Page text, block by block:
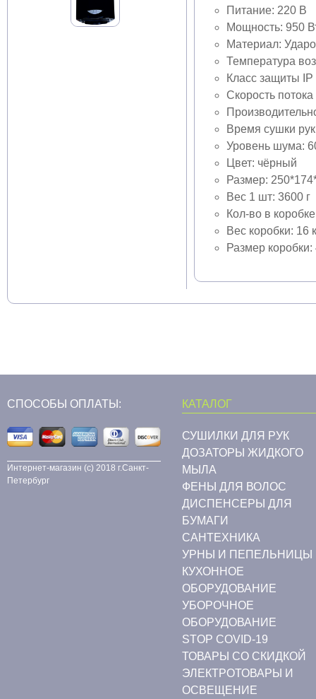
Питание: 220 В
Мощность: 950
Материал:
Температура
Класс защиты IP
Скорость
Время сушки
Уровень шума:
Цвет: чёрный
Размер:
Вес 1 шт: 3600 г
Кол-во в
Вес коробки: 16
Размер
СПОСОБЫ ОПЛАТЫ:
Интернет-магазин (c) 2018 г.Санкт-
Петербург
КАТАЛОГ
СУШИЛКИ ДЛЯ РУК
ДОЗАТОРЫ ЖИДКОГО
МЫЛА
ФЕНЫ ДЛЯ ВОЛОС
ДИСПЕНСЕРЫ ДЛЯ
БУМАГИ
CАНТЕХНИКА
УРНЫ И ПЕПЕЛЬНИЦЫ
КУХОННОЕ
ОБОРУДОВАНИЕ
УБОРОЧНОЕ
ОБОРУДОВАНИЕ
STOP COVID-19
ТОВАРЫ СО СКИДКОЙ
ЭЛЕКТРОТОВАРЫ И
ОСВЕЩЕНИЕ